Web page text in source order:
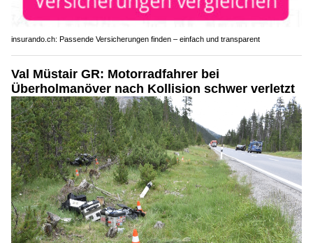
insurando.ch: Passende Versicherungen finden – einfach und transparent
Val Müstair GR: Motorradfahrer bei
Überholmanöver nach Kollision schwer verletzt